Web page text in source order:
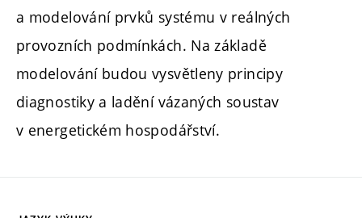
a modelování prvků systému v reálných
provozních podmínkách. Na základě
modelování budou vysvětleny principy
diagnostiky a ladění vázaných soustav
v energetickém hospodářství.